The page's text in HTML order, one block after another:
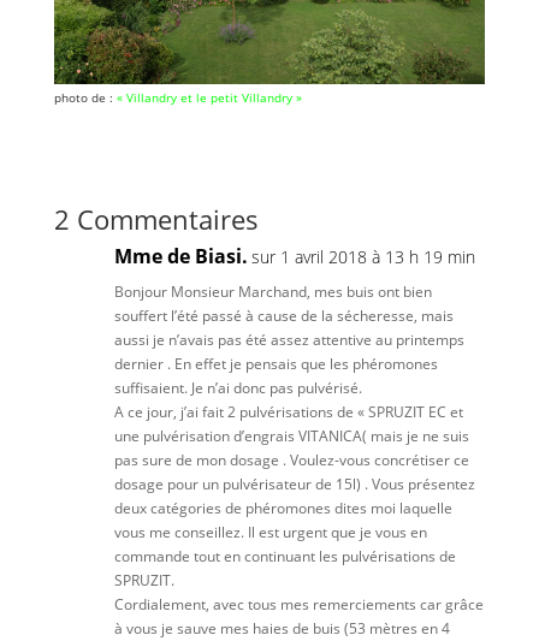
photo de : « Villandry et le petit Villandry »
2 Commentaires
Mme de Biasi. sur 1 avril 2018 à 13 h 19 min
Bonjour Monsieur Marchand, mes buis ont bien
souffert l’été passé à cause de la sécheresse, mais
aussi je n’avais pas été assez attentive au printemps
dernier . En effet je pensais que les phéromones
suffisaient. Je n’ai donc pas pulvérisé.
A ce jour, j’ai fait 2 pulvérisations de « SPRUZIT EC et
une pulvérisation d’engrais VITANICA( mais je ne suis
pas sure de mon dosage . Voulez-vous concrétiser ce
dosage pour un pulvérisateur de 15l) . Vous présentez
deux catégories de phéromones dites moi laquelle
vous me conseillez. Il est urgent que je vous en
commande tout en continuant les pulvérisations de
SPRUZIT.
Cordialement, avec tous mes remerciements car grâce
à vous je sauve mes haies de buis (53 mètres en 4